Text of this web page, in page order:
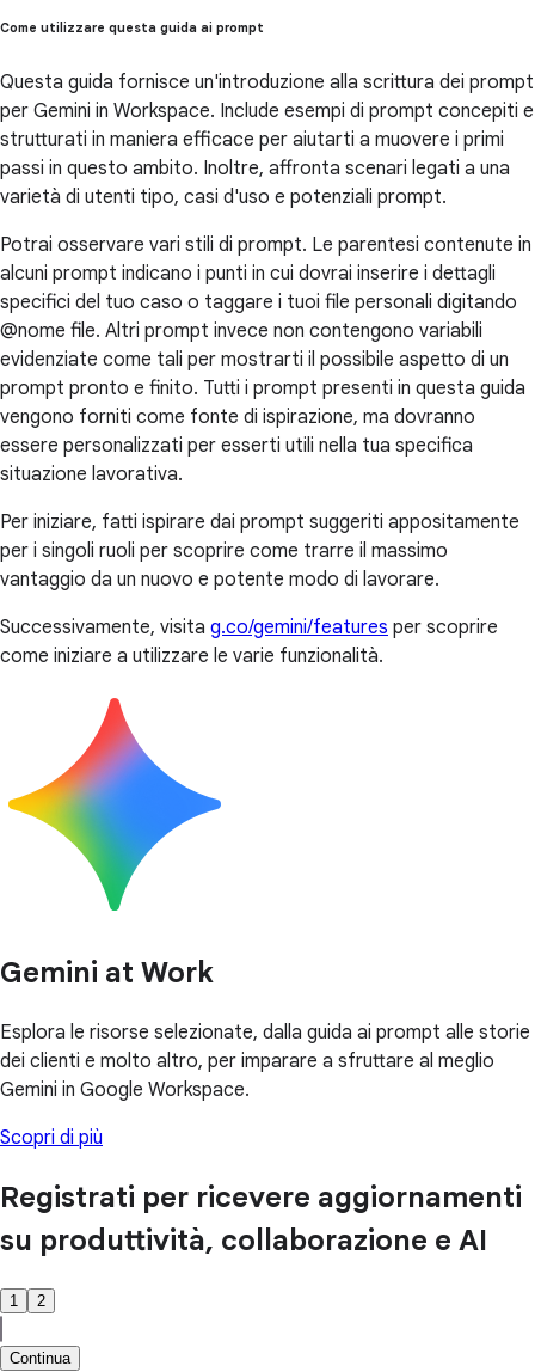
Come utilizzare questa guida ai prompt
Questa guida fornisce un'introduzione alla scrittura dei prompt
per Gemini in Workspace. Include esempi di prompt concepiti e
strutturati in maniera efficace per aiutarti a muovere i primi
passi in questo ambito. Inoltre, affronta scenari legati a una
varietà di utenti tipo, casi d'uso e potenziali prompt.
Potrai osservare vari stili di prompt. Le parentesi contenute in
alcuni prompt indicano i punti in cui dovrai inserire i dettagli
specifici del tuo caso o taggare i tuoi file personali digitando
@nome file. Altri prompt invece non contengono variabili
evidenziate come tali per mostrarti il possibile aspetto di un
prompt pronto e finito. Tutti i prompt presenti in questa guida
vengono forniti come fonte di ispirazione, ma dovranno
essere personalizzati per esserti utili nella tua specifica
situazione lavorativa.
Per iniziare, fatti ispirare dai prompt suggeriti appositamente
per i singoli ruoli per scoprire come trarre il massimo
vantaggio da un nuovo e potente modo di lavorare.
Successivamente, visita g.co/gemini/features per scoprire
come iniziare a utilizzare le varie funzionalità.
Gemini at Work
Esplora le risorse selezionate, dalla guida ai prompt alle storie
dei clienti e molto altro, per imparare a sfruttare al meglio
Gemini in Google Workspace.
Scopri di più
Registrati per ricevere aggiornamenti
su produttività, collaborazione e AI
1 2
Continua